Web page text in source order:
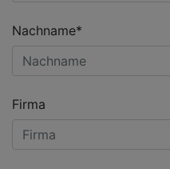
Nachname*
Firma